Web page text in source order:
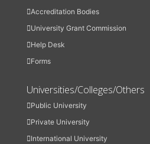
Accreditation Bodies
University Grant Commission
Help Desk
Forms
Universities/Colleges/Others
Public University
Private University
International University